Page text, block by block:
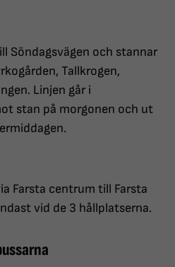
Söndagsvägen och stannar
Tallkrogen,
Linjen går i
stan på morgonen och ut
Farsta centrum till Farsta
vid de 3 hållplatserna.